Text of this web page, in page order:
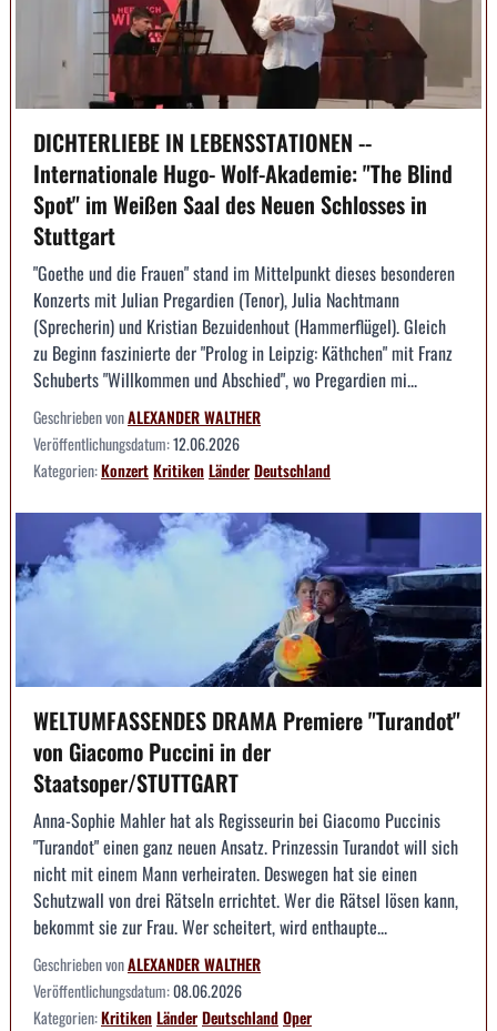
DICHTERLIEBE IN LEBENSSTATIONEN --
Internationale Hugo- Wolf-Akademie: "The Blind
Spot" im Weißen Saal des Neuen Schlosses in
Stuttgart
"Goethe und die Frauen" stand im Mittelpunkt dieses besonderen
Konzerts mit Julian Pregardien (Tenor), Julia Nachtmann
(Sprecherin) und Kristian Bezuidenhout (Hammerflügel). Gleich
zu Beginn faszinierte der "Prolog in Leipzig: Käthchen" mit Franz
Schuberts "Willkommen und Abschied", wo Pregardien mi...
Geschrieben vonALEXANDER WALTHER
Veröffentlichungsdatum:12.06.2026
Kategorien:KonzertKritikenLänderDeutschland
WELTUMFASSENDES DRAMA Premiere "Turandot"
von Giacomo Puccini in der
Staatsoper/STUTTGART
Anna-Sophie Mahler hat als Regisseurin bei Giacomo Puccinis
"Turandot" einen ganz neuen Ansatz. Prinzessin Turandot will sich
nicht mit einem Mann verheiraten. Deswegen hat sie einen
Schutzwall von drei Rätseln errichtet. Wer die Rätsel lösen kann,
bekommt sie zur Frau. Wer scheitert, wird enthaupte...
Geschrieben vonALEXANDER WALTHER
Veröffentlichungsdatum:08.06.2026
Kategorien:KritikenLänderDeutschlandOper